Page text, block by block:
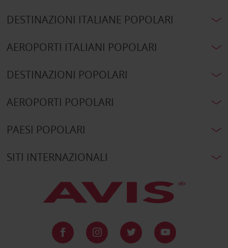
DESTINAZIONI ITALIANE POPOLARI
AEROPORTI ITALIANI POPOLARI
DESTINAZIONI POPOLARI
AEROPORTI POPOLARI
PAESI POPOLARI
SITI INTERNAZIONALI